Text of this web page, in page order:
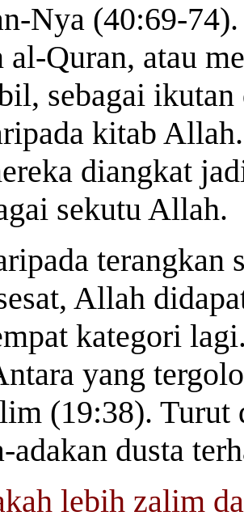
Nya (40:69-
al-Quran, atau
sebagai
kitab
diangkat
sekutu Allah.
terangkan
Allah
kategori
yang
(19:38). Turut
adakan dusta
lebih zalim